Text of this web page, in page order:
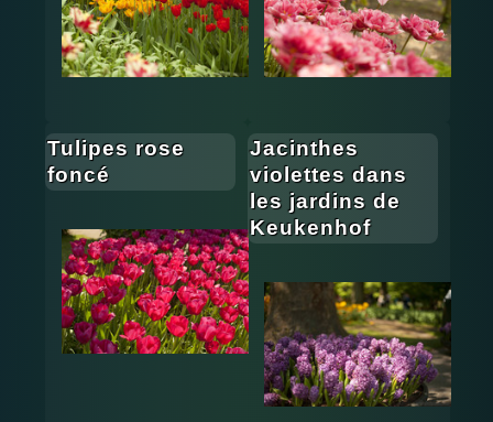
Tulipes rose
foncé
Jacinthes
violettes dans
les jardins de
Keukenhof